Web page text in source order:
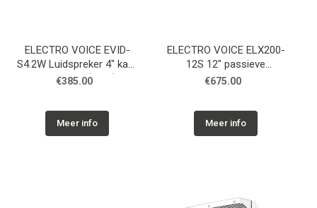
ELECTRO VOICE EVID-
S4.2W Luidspreker 4" kast
8 Ohm wit (Paar)
€385.00
Meer info
ELECTRO VOICE ELX200-
12S 12" passieve
subwoofer, zwart
€675.00
Meer info